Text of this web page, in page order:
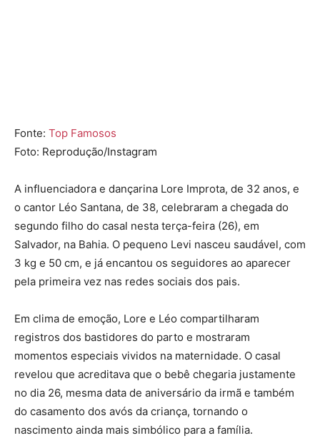
Fonte: Top Famosos
Foto: Reprodução/Instagram
A influenciadora e dançarina Lore Improta, de 32 anos, e
o cantor Léo Santana, de 38, celebraram a chegada do
segundo filho do casal nesta terça-feira (26), em
Salvador, na Bahia. O pequeno Levi nasceu saudável, com
3 kg e 50 cm, e já encantou os seguidores ao aparecer
pela primeira vez nas redes sociais dos pais.
Em clima de emoção, Lore e Léo compartilharam
registros dos bastidores do parto e mostraram
momentos especiais vividos na maternidade. O casal
revelou que acreditava que o bebê chegaria justamente
no dia 26, mesma data de aniversário da irmã e também
do casamento dos avós da criança, tornando o
nascimento ainda mais simbólico para a família.